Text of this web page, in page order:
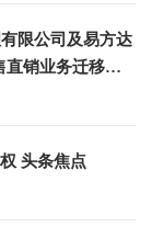
限公司及易方达
直销业务迁移安
头条焦点